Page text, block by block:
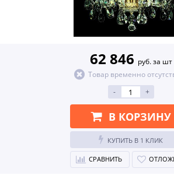
62 846 руб. за шт
Товар временно
-
+
В КОРЗИНУ
КУПИТЬ В 1 КЛИК
СРАВНИТЬ